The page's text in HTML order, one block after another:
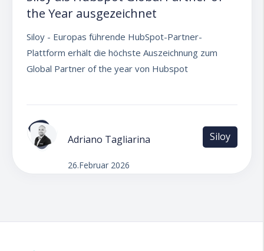
the Year ausgezeichnet
Siloy - Europas führende HubSpot-Partner-
Plattform erhält die höchste Auszeichnung zum
Global Partner of the year von Hubspot
Adriano Tagliarina
26.Februar 2026
Siloy